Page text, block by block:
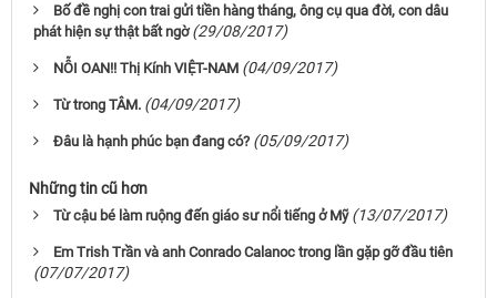
Bố đề nghị con trai gửi tiền hàng tháng, ông cụ qua đời, con dâu
phát hiện sự thật bất ngờ (29/08/2017)
NỖI OAN!! Thị Kính VIỆT-NAM (04/09/2017)
Từ trong TÂM. (04/09/2017)
Đâu là hạnh phúc bạn đang có? (05/09/2017)
Những tin cũ hơn
Từ cậu bé làm ruộng đến giáo sư nổi tiếng ở Mỹ (13/07/2017)
Em Trish Trần và anh Conrado Calanoc trong lần gặp gỡ đầu tiên
(07/07/2017)